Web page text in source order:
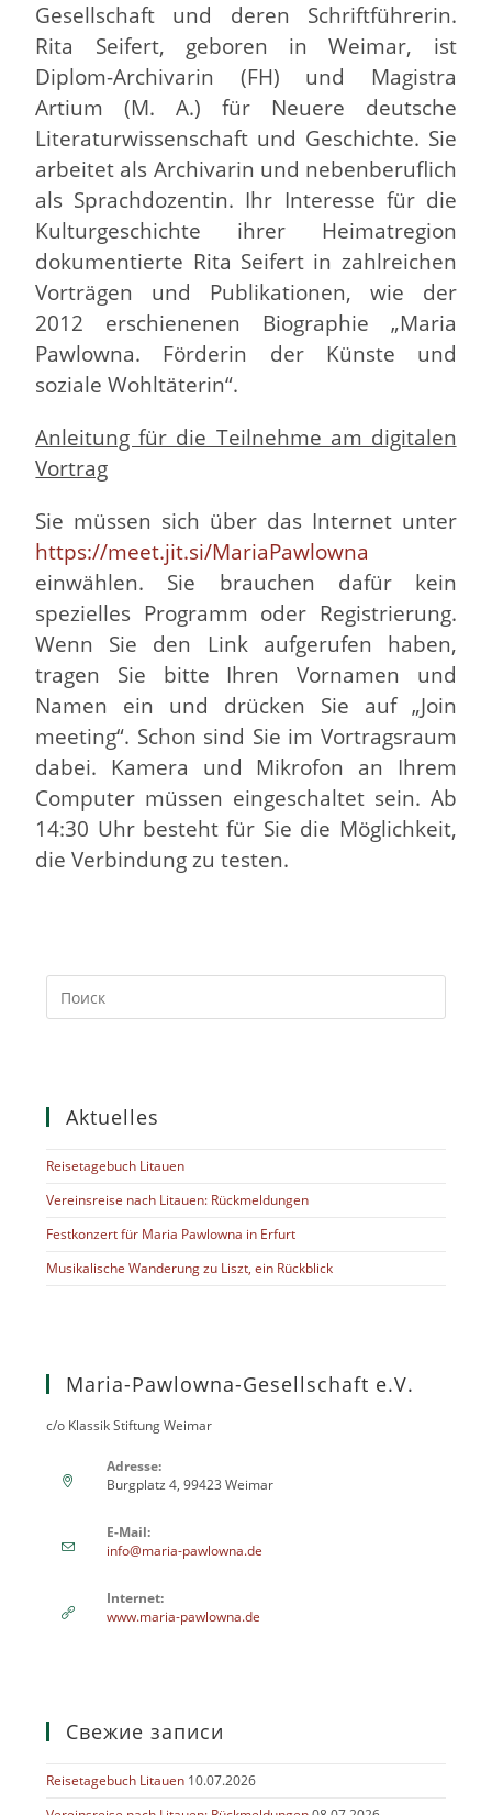
Gesellschaft und deren Schriftführerin.
Rita Seifert, geboren in Weimar, ist
Diplom-Archivarin (FH) und Magistra
Artium (M. A.) für Neuere deutsche
Literaturwissenschaft und Geschichte. Sie
arbeitet als Archivarin und nebenberuflich
als Sprachdozentin. Ihr Interesse für die
Kulturgeschichte ihrer Heimatregion
dokumentierte Rita Seifert in zahlreichen
Vorträgen und Publikationen, wie der
2012 erschienenen Biographie „Maria
Pawlowna. Förderin der Künste und
soziale Wohltäterin“.
Anleitung für die Teilnehme am digitalen
Vortrag
Sie müssen sich über das Internet unter
https://meet.jit.si/MariaPawlowna
einwählen. Sie brauchen dafür kein
spezielles Programm oder Registrierung.
Wenn Sie den Link aufgerufen haben,
tragen Sie bitte Ihren Vornamen und
Namen ein und drücken Sie auf „Join
meeting“. Schon sind Sie im Vortragsraum
dabei. Kamera und Mikrofon an Ihrem
Computer müssen eingeschaltet sein. Ab
14:30 Uhr besteht für Sie die Möglichkeit,
die Verbindung zu testen.
Aktuelles
Reisetagebuch Litauen
Vereinsreise nach Litauen: Rückmeldungen
Festkonzert für Maria Pawlowna in Erfurt
Musikalische Wanderung zu Liszt, ein Rückblick
Maria-Pawlowna-Gesellschaft e.V.
c/o Klassik Stiftung Weimar
Adresse:
Burgplatz 4, 99423 Weimar
E-Mail:
info@maria-pawlowna.de
Internet:
www.maria-pawlowna.de
Свежие записи
Reisetagebuch Litauen 10.07.2026